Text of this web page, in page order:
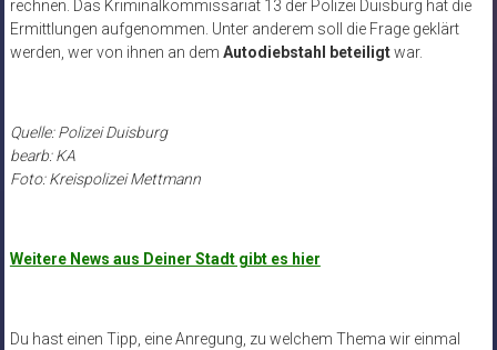
rechnen. Das Kriminalkommissariat 13 der Polizei Duisburg hat die
Ermittlungen aufgenommen. Unter anderem soll die Frage geklärt
werden, wer von ihnen an dem Autodiebstahl beteiligtwar.
Quelle: Polizei Duisburg
bearb: KA
Foto: Kreispolizei Mettmann
Weitere News aus Deiner Stadt gibt es hier
Du hast einen Tipp, eine Anregung, zu welchem Thema wir einmal